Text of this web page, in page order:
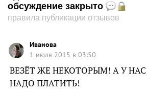
обсуждение закрыто
правила публикации отзывов
Иванова
1 июля 2015 в 03:50
ВЕЗЁТ ЖЕ НЕКОТОРЫМ! А У
НАДО ПЛАТИТЬ!